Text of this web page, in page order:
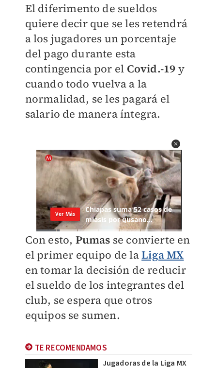
El diferimento de sueldos
quiere decir que se les retendrá
a los jugadores un porcentaje
del pago durante esta
contingencia por el Covid.-19 y
cuando todo vuelva a la
normalidad, se les pagará el
salario de manera íntegra.
Con esto, Pumas se convierte en
el primer equipo de laLiga MX
en tomar la decisión de reducir
el sueldo de los integrantes del
club, se espera que otros
equipos se sumen.
TE RECOMENDAMOS
Jugadoras de la Liga MX